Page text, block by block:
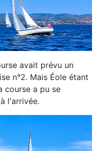
avait prévu un
n°2. Mais Éole étant
course a pu se
l'arrivée.